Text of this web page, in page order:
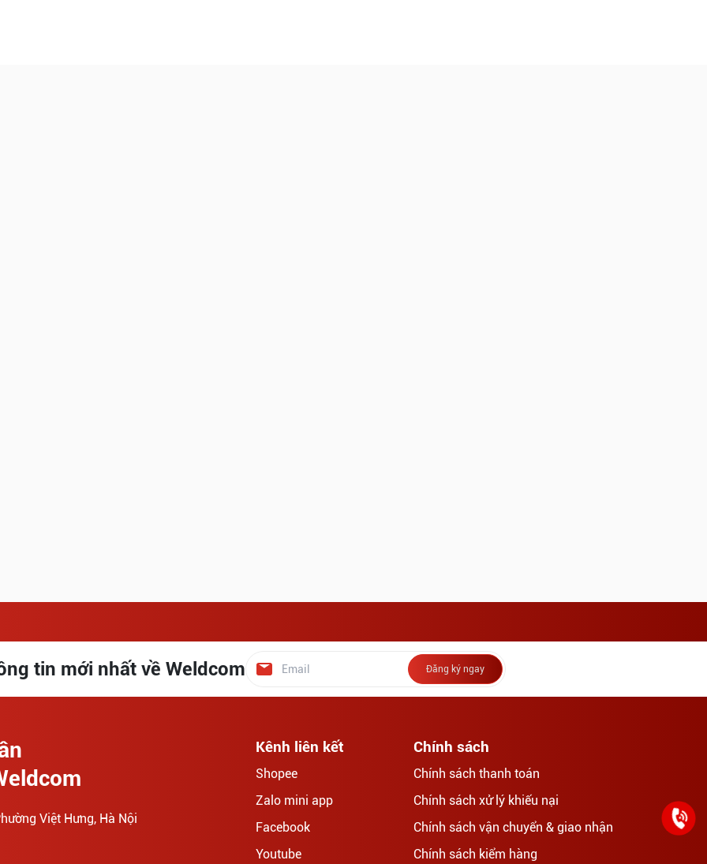
tin mới nhất về Weldcom Đăng ký ngay
Việt Hưng, Hà Nội
Kênh liên kết
Shopee
Zalo mini app
Facebook
Youtube
Chính sách
Chính sách thanh toán
Chính sách xử lý khiếu nại
Chính sách vận chuyển & giao nhận
Chính sách kiểm hàng